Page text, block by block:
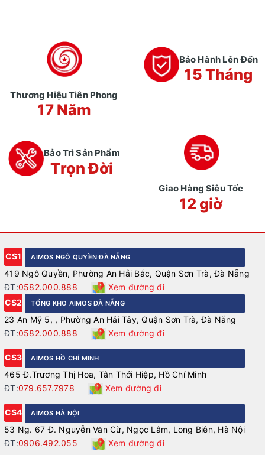
Thương Hiệu Tiên Phong
17 Năm
Bảo Hành Lên Đến
15 Tháng
Bảo Trì Sản Phẩm
Trọn Đời
Giao Hàng Siêu Tốc
12 giờ
CS1 AIMOS NGÔ QUYỀN ĐÀ NẴNG
419 Ngô Quyền, Phường An Hải Bắc, Quận Sơn Trà, Đà Nẵng
ĐT:0582.000.888
Xem đường đi
CS2
TỔNG KHO AIMOS ĐÀ NẴNG
23 An Mỹ 5, , Phường An Hải Tây, Quận Sơn Trà, Đà Nẵng
ĐT:0582.000.888 Xem đường đi
CS3 AIMOS HỒ CHÍ MINH
465 Đ.Trương Thị Hoa, Tân Thới Hiệp, Hồ Chí Minh
ĐT:079.657.7978 Xem đường đi
CS4 AIMOS HÀ NỘI
53 Ng. 67 Đ. Nguyễn Văn Cừ, Ngọc Lâm, Long Biên, Hà Nội
ĐT:0906.492.055 Xem đường đi